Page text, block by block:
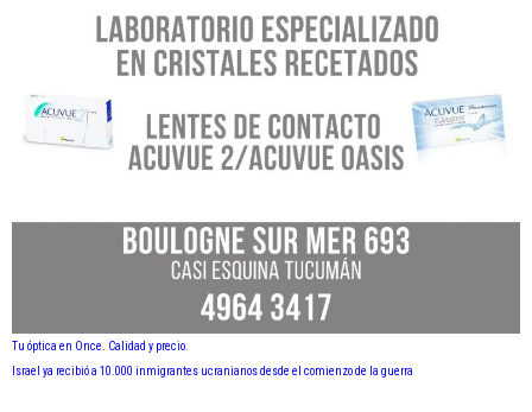
Tu óptica en Once. Calidad y precio.
Israel ya recibió a 10.000 inmigrantes ucranianos desde el comienzo de la guerra